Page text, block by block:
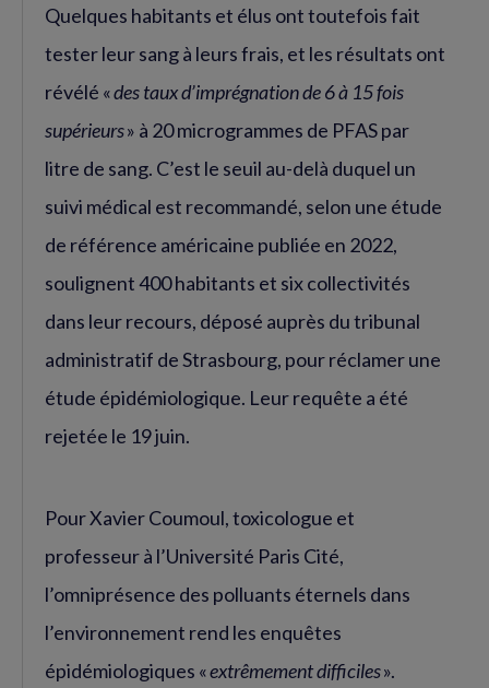
Quelques habitants et élus ont toutefois fait
tester leur sang à leurs frais, et les résultats ont
révélé «des taux d’imprégnation de 6 à 15 fois
supérieurs» à 20 microgrammes de PFAS par
litre de sang. C’est le seuil au-delà duquel un
suivi médical est recommandé, selon une étude
de référence américaine publiée en 2022,
soulignent 400 habitants et six collectivités
dans leur recours, déposé auprès du tribunal
administratif de Strasbourg, pour réclamer une
étude épidémiologique. Leur requête a été
rejetée le 19 juin.
Pour Xavier Coumoul, toxicologue et
professeur à l’Université Paris Cité,
l’omniprésence des polluants éternels dans
l’environnement rend les enquêtes
épidémiologiques «extrêmement difficiles».